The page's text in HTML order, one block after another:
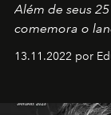
Além de seus
comemora o
13.11.2022 por